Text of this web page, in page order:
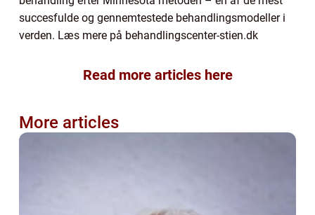
succesfulde og gennemtestede behandlingsmodeller i
verden. Læs mere på behandlingscenter-stien.dk
Read more articles here
More articles